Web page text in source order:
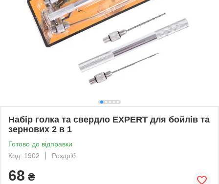
Набір голка та свердло EXPERT для бойлів та
зернових 2 в 1
Готово до відправки
Код: 1902
Роздріб
68 ₴